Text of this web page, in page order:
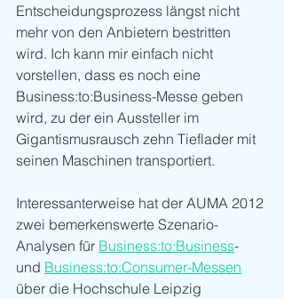
Entscheidungsprozess längst nicht
mehr von den Anbietern bestritten
wird. Ich kann mir einfach nicht
vorstellen, dass es noch eine
Business:to:Business-Messe geben
wird, zu der ein Aussteller im
Gigantismusrausch zehn Tieflader mit
seinen Maschinen transportiert.
Interessanterweise hat der AUMA 2012
zwei bemerkenswerte Szenario-
Analysen für Business:to:Business-
und Business:to:Consumer-Messen
über die Hochschule Leipzig